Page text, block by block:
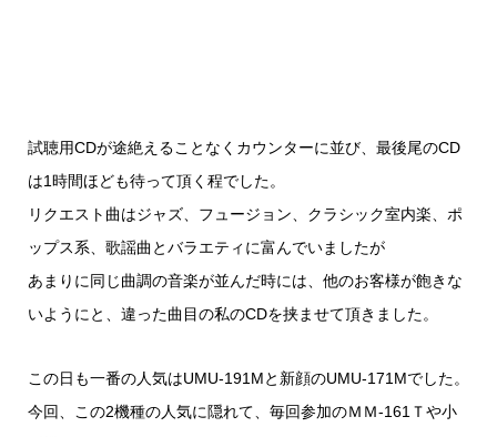
試聴用CDが途絶えることなくカウンターに並び、最後尾のCD
は1時間ほども待って頂く程でした。
リクエスト曲はジャズ、フュージョン、クラシック室内楽、ポ
ップス系、歌謡曲とバラエティに富んでいましたが
あまりに同じ曲調の音楽が並んだ時には、他のお客様が飽きな
いようにと、違った曲目の私のCDを挟ませて頂きました。
この日も一番の人気はUMU-191Mと新顔のUMU-171Mでした。
今回、この2機種の人気に隠れて、毎回参加のＭＭ-161Ｔや小